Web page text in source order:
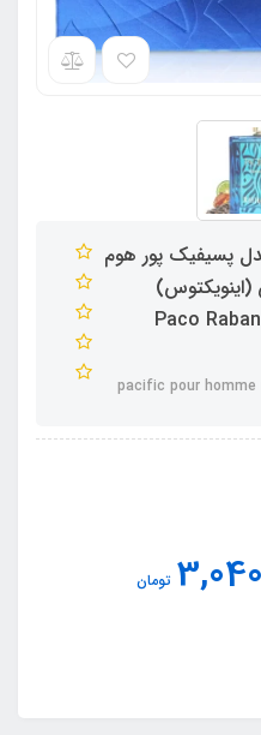
پسیفیک پور هوم
(اینویکتوس)
(pacific pour homme) Paco
pacific pour homme
تومان